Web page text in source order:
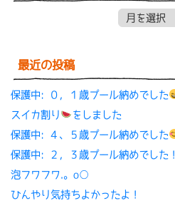
最近の投稿
保護中: ０，１歳プール納めでした
スイカ割り
をしました
保護中: ４、５歳プール納めでした
保護中: ２，３歳プール納めでした！
泡フワフワ.。o○
ひんやり気持ちよかったよ！